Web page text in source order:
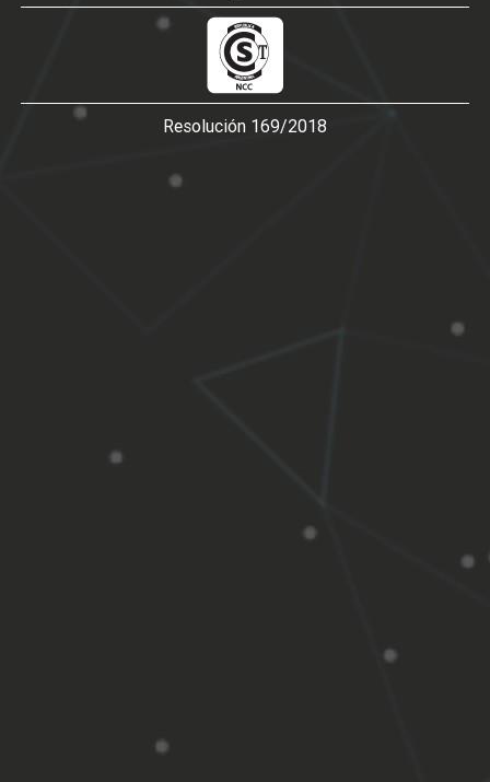
Resolución 169/2018